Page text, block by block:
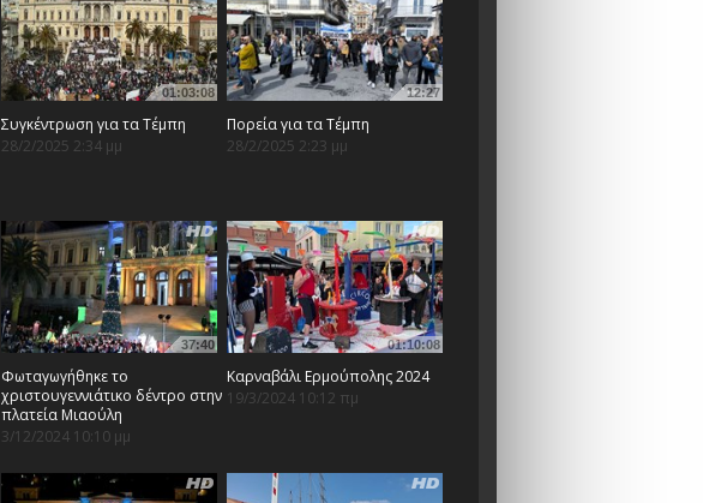
01:03:08
Συγκέντρωση για τα Τέμπη
28/2/2025 2:34 μμ
12:27
Πορεία για τα Τέμπη
28/2/2025 2:23 μμ
37:40
Φωταγωγήθηκε το
χριστουγεννιάτικο δέντρο στην
πλατεία Μιαούλη
3/12/2024 10:10 μμ
01:10:08
Καρναβάλι Ερμούπολης 2024
19/3/2024 10:12 πμ